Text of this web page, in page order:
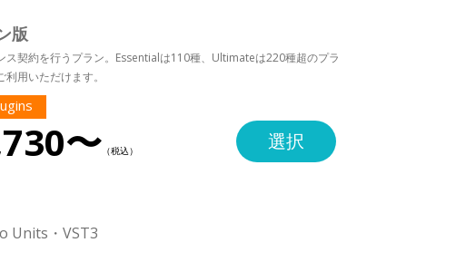
版
ス契約を行うプラン。Essentialは110種、Ultimateは220種超のプラ
用いただけます。
〜 選択
Units・VST3